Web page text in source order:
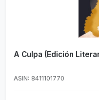
A Culpa (Edición
ASIN: 8411101770